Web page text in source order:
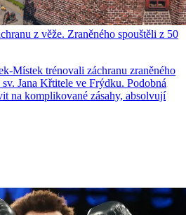
z věže. Zraněného spouštěli z 50
Místek trénovali záchranu zraněného
Jana Křtitele ve Frýdku. Podobná
na komplikované zásahy, absolvují